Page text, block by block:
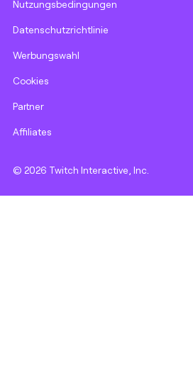
Nutzungsbedingungen
Datenschutzrichtlinie
Werbungswahl
Cookies
Partner
Affiliates
© 2026 Twitch Interactive, Inc.